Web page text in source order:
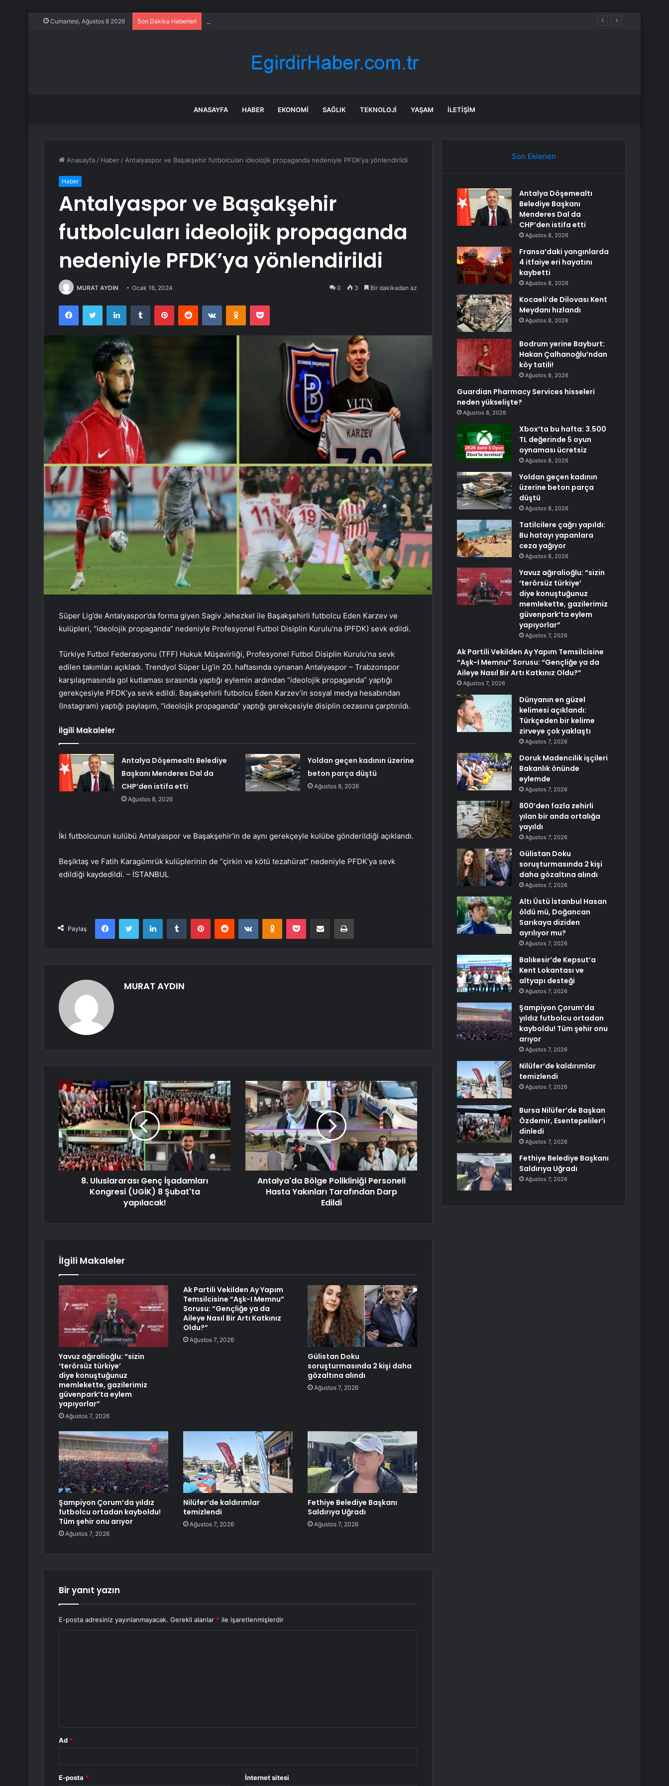
Cumartesi, Ağustos 8 2026 Son Dakika Haberleri
ANASAYFA HABER EKONOMI SAĞLIK TEKNOLOJI YAŞAM İLETIŞIM
Anasayfa / Haber / Antalyaspor ve Başakşehir futbolcuları ideolojik propaganda nedeniyle PFDK’ya yönlendirildi
Haber
Antalyaspor ve Başakşehir
futbolcuları ideolojik propaganda
nedeniyle PFDK’ya yönlendirildi
MURAT AYDIN Ocak 16, 2024 0 3 Bir dakikadan az
FacebookTwitter LinkedInTumblr PinterestReddit VKontakteOdnoklassniki
Pocket
Süper Lig’de Antalyaspor’da forma giyen Sagiv Jehezkel ile Başakşehirli futbolcu Eden Karzev ve
kulüpleri, “ideolojik propaganda” nedeniyle Profesyonel Futbol Disiplin Kurulu’na (PFDK) sevk edildi.
Türkiye Futbol Federasyonu (TFF) Hukuk Müşavirliği, Profesyonel Futbol Disiplin Kurulu’na sevk
edilen takımları açıkladı. Trendyol Süper Lig’in 20. haftasında oynanan Antalyaspor – Trabzonspor
karşılaşmasında gol kutlaması sırasında yaptığı eylemin ardından “ideolojik propaganda” yaptığı
gerekçesiyle PFDK’ya sevk edildi. Başakşehirli futbolcu Eden Karzev’in sosyal medya hesabından
(Instagram) yaptığı paylaşım, “ideolojik propaganda” yaptığı gerekçesiyle disiplin cezasına çarptırıldı.
İlgili Makaleler
Antalya Döşemealtı Belediye
Başkanı Menderes Dal da
CHP’den istifa etti
Ağustos 8, 2026
Yoldan geçen kadının üzerine
beton parça düştü
Ağustos 8, 2026
İki futbolcunun kulübü Antalyaspor ve Başakşehir’in de aynı gerekçeyle kulübe gönderildiği açıklandı.
Beşiktaş ve Fatih Karagümrük kulüplerinin de “çirkin ve kötü tezahürat” nedeniyle PFDK’ya sevk
edildiği kaydedildi. – İSTANBUL
Paylaş
FacebookTwitter LinkedInTumblr PinterestReddit VKontakteOdnoklassniki
Pocket E-Posta ile paylaş Yazdır
MURAT AYDIN
8. Uluslararası Genç İşadamları
Kongresi (UGİK) 8 Şubat'ta
yapılacak!
Antalya'da Bölge Polikliniği Personeli
Hasta Yakınları Tarafından Darp
Edildi
İlgili Makaleler
Yavuz ağıralioğlu: “sizin
‘terörsüz türkiye’
diye konuştuğunuz
memlekette, gazilerimiz
güvenpark’ta eylem
yapıyorlar”
Ağustos 7, 2026
Ak Partili Vekilden Ay Yapım
Temsilcisine “Aşk-I Memnu”
Sorusu: “Gençliğe ya da
Aileye Nasıl Bir Artı Katkınız
Oldu?”
Ağustos 7, 2026
Gülistan Doku
soruşturmasında 2 kişi daha
gözaltına alındı
Ağustos 7, 2026
Şampiyon Çorum’da yıldız
futbolcu ortadan kayboldu!
Tüm şehir onu arıyor
Ağustos 7, 2026
Nilüfer’de kaldırımlar
temizlendi
Ağustos 7, 2026
Fethiye Belediye Başkanı
Saldırıya Uğradı
Ağustos 7, 2026
Bir yanıt yazın
E-posta adresiniz yayınlanmayacak. Gerekli alanlar * ile işaretlenmişlerdir
Ad *
E-posta * İnternet sitesi
Son Eklenen
Antalya Döşemealtı
Belediye Başkanı
Menderes Dal da
CHP’den istifa etti
Ağustos 8, 2026
Fransa’daki yangınlarda
4 itfaiye eri hayatını
kaybetti
Ağustos 8, 2026
Kocaeli’de Dilovası Kent
Meydanı hızlandı
Ağustos 8, 2026
Bodrum yerine Bayburt:
Hakan Çalhanoğlu’ndan
köy tatili!
Ağustos 8, 2026
Guardian Pharmacy Services hisseleri
neden yükselişte?
Ağustos 8, 2026
Xbox’ta bu hafta: 3.500
TL değerinde 5 oyun
oynaması ücretsiz
Ağustos 8, 2026
Yoldan geçen kadının
üzerine beton parça
düştü
Ağustos 8, 2026
Tatilcilere çağrı yapıldı:
Bu hatayı yapanlara
ceza yağıyor
Ağustos 8, 2026
Yavuz ağıralioğlu: “sizin
‘terörsüz türkiye’
diye konuştuğunuz
memlekette, gazilerimiz
güvenpark’ta eylem
yapıyorlar”
Ağustos 7, 2026
Ak Partili Vekilden Ay Yapım Temsilcisine
“Aşk-I Memnu” Sorusu: “Gençliğe ya da
Aileye Nasıl Bir Artı Katkınız Oldu?”
Ağustos 7, 2026
Dünyanın en güzel
kelimesi açıklandı:
Türkçeden bir kelime
zirveye çok yaklaştı
Ağustos 7, 2026
Doruk Madencilik işçileri
Bakanlık önünde
eylemde
Ağustos 7, 2026
800’den fazla zehirli
yılan bir anda ortalığa
yayıldı
Ağustos 7, 2026
Gülistan Doku
soruşturmasında 2 kişi
daha gözaltına alındı
Ağustos 7, 2026
Altı Üstü İstanbul Hasan
öldü mü, Doğancan
Sarıkaya diziden
ayrılıyor mu?
Ağustos 7, 2026
Balıkesir’de Kepsut’a
Kent Lokantası ve
altyapı desteği
Ağustos 7, 2026
Şampiyon Çorum’da
yıldız futbolcu ortadan
kayboldu! Tüm şehir onu
arıyor
Ağustos 7, 2026
Nilüfer’de kaldırımlar
temizlendi
Ağustos 7, 2026
Bursa Nilüfer’de Başkan
Özdemir, Esentepeliler’i
dinledi
Ağustos 7, 2026
Fethiye Belediye Başkanı
Saldırıya Uğradı
Ağustos 7, 2026